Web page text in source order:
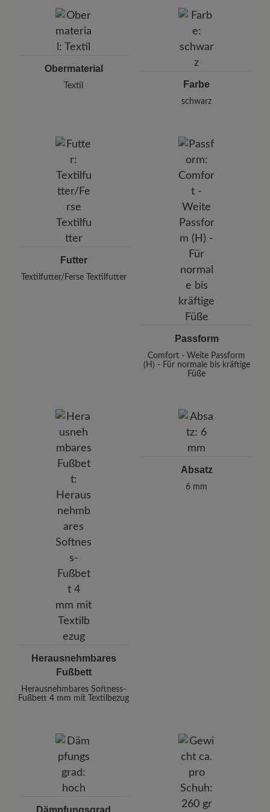
lassen Sie es kurz einwirken.
Pleidelsheimer Str. 15/1, 74321 Bietigheim-Bissingen,
E-mail:
kundenbetreuung@baer-schuhe.de
Obermaterial
Textil Farbe
schwarz
Futter
Textilfutter/Ferse Textilfutter
Passform
Comfort - Weite Passform
(H) - Für normale bis kräftige
Füße
Herausnehmbares
Fußbett
Herausnehmbares Softness-
Fußbett 4 mm mit Textilbezug
Absatz
6 mm
Dämpfungsgrad